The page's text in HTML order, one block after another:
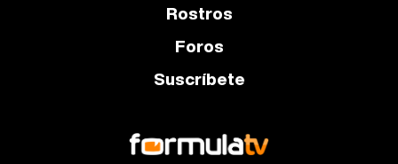
Rostros
Foros
Suscríbete